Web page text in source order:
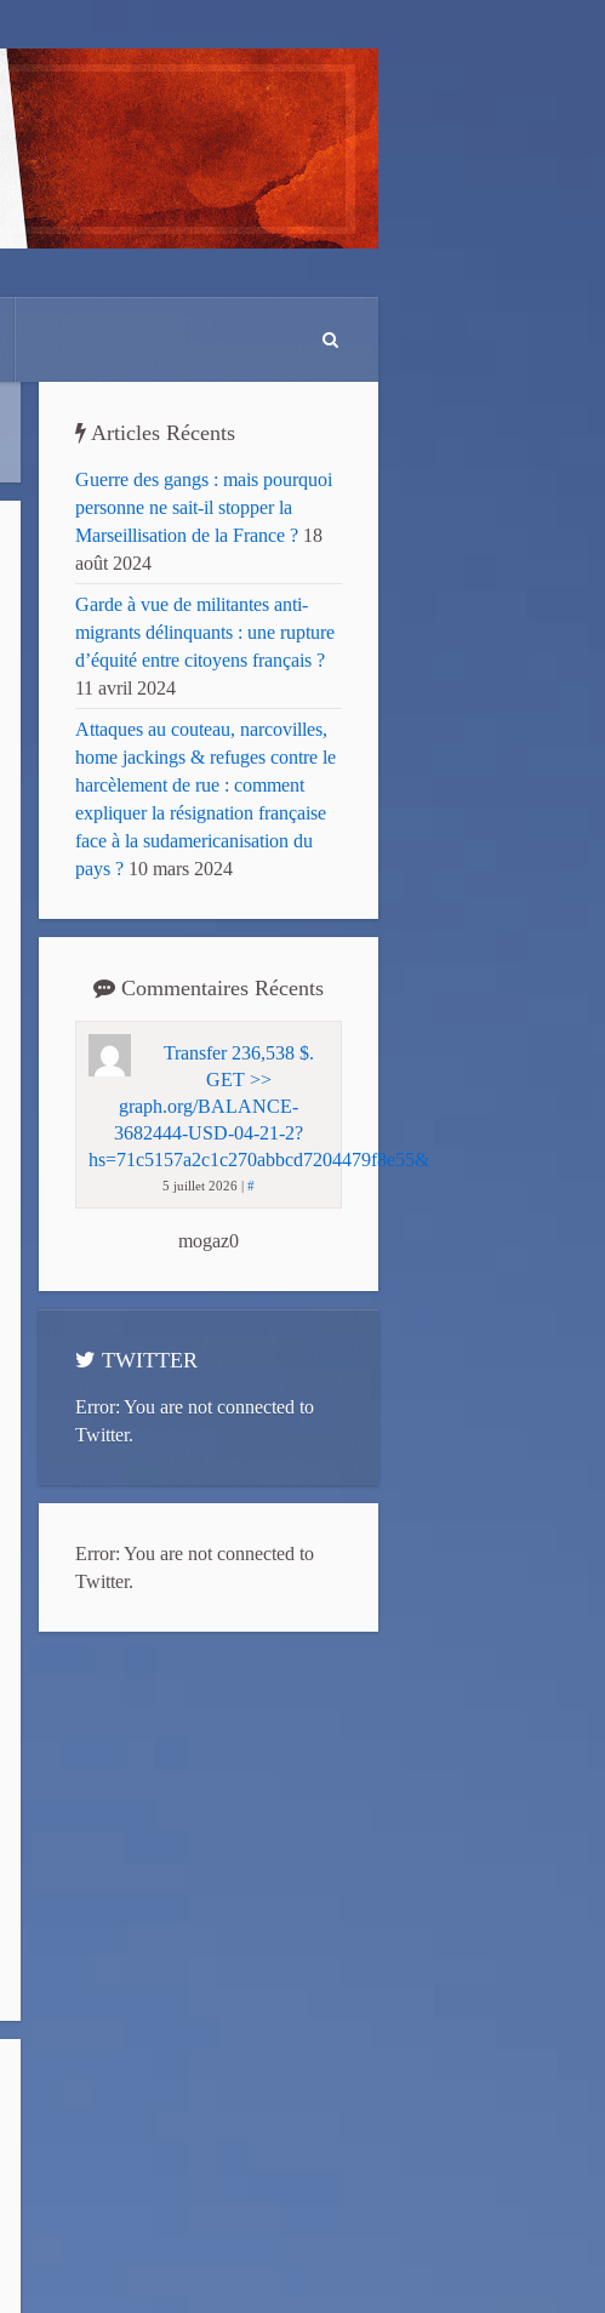
Articles Récents
Guerre des gangs : mais pourquoi
personne ne sait-il stopper la
Marseillisation de la France ? 18
août 2024
Garde à vue de militantes anti-
migrants délinquants : une rupture
d’équité entre citoyens français ?
11 avril 2024
Attaques au couteau, narcovilles,
home jackings & refuges contre le
harcèlement de rue : comment
expliquer la résignation française
face à la sudamericanisation du
pays ? 10 mars 2024
Commentaires Récents
Transfer 236,538 $.
GET >>
graph.org/BALANCE-
3682444-USD-04-21-2?
hs=71c5157a2c1c270abbcd7204479f8e55&
5 juillet 2026 | #
mogaz0
TWITTER
Error: You are not connected to
Twitter.
Error: You are not connected to
Twitter.